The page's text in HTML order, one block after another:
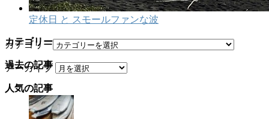
定休日 と スモールファンな波
カテゴリー
カテゴリー
過去の記事
アーカイブ
人気の記事